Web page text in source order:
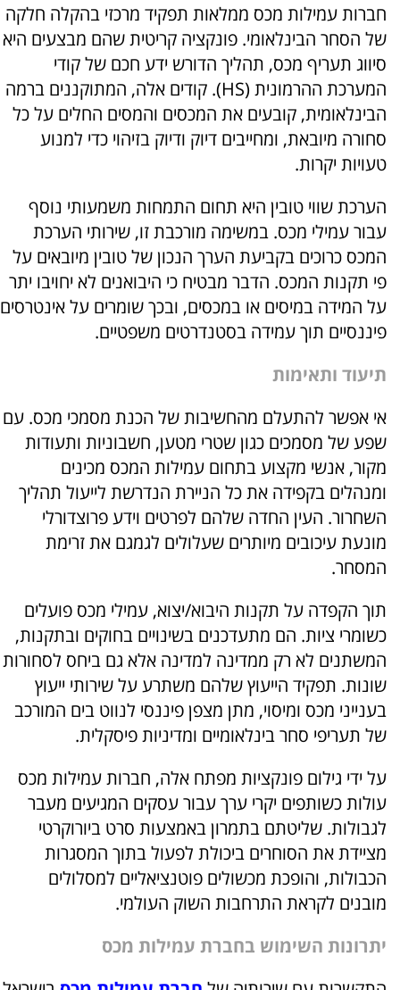
חברות עמילות מכס ממלאות תפקיד מרכזי בהקלה חלקה
של הסחר הבינלאומי. פונקציה קריטית שהם מבצעים היא
סיווג תעריף מכס, תהליך הדורש ידע חכם של קודי
המערכת ההרמונית (HS). קודים אלה, המתוקננים ברמה
הבינלאומית, קובעים את המכסים והמסים החלים על כל
סחורה מיובאת, ומחייבים דיוק ודיוק בזיהוי כדי למנוע
טעויות יקרות.
הערכת שווי טובין היא תחום התמחות משמעותי נוסף
עבור עמילי מכס. במשימה מורכבת זו, שירותי הערכת
המכס כרוכים בקביעת הערך הנכון של טובין מיובאים על
פי תקנות המכס. הדבר מבטיח כי היבואנים לא יחויבו יתר
על המידה במיסים או במכסים, ובכך שומרים על אינטרסים
פיננסיים תוך עמידה בסטנדרטים משפטיים.
תיעוד ותאימות
אי אפשר להתעלם מהחשיבות של הכנת מסמכי מכס. עם
שפע של מסמכים כגון שטרי מטען, חשבוניות ותעודות
מקור, אנשי מקצוע בתחום עמילות המכס מכינים
ומנהלים בקפידה את כל הניירת הנדרשת לייעול תהליך
השחרור. העין החדה שלהם לפרטים וידע פרוצדורלי
מונעת עיכובים מיותרים שעלולים לגמגם את זרימת
המסחר.
תוך הקפדה על תקנות היבוא/יצוא, עמילי מכס פועלים
כשומרי ציות. הם מתעדכנים בשינויים בחוקים ובתקנות,
המשתנים לא רק ממדינה למדינה אלא גם ביחס לסחורות
שונות. תפקיד הייעוץ שלהם משתרע על שירותי ייעוץ
בענייני מכס ומיסוי, מתן מצפן פיננסי לנווט בים המורכב
של תעריפי סחר בינלאומיים ומדיניות פיסקלית.
על ידי גילום פונקציות מפתח אלה, חברות עמילות מכס
עולות כשותפים יקרי ערך עבור עסקים המגיעים מעבר
לגבולות. שליטתם בתמרון באמצעות סרט ביורוקרטי
מציידת את הסוחרים ביכולת לפעול בתוך המסגרות
הכבולות, והופכת מכשולים פוטנציאליים למסלולים
מובנים לקראת התרחבות השוק העולמי.
יתרונות השימוש בחברת עמילות מכס